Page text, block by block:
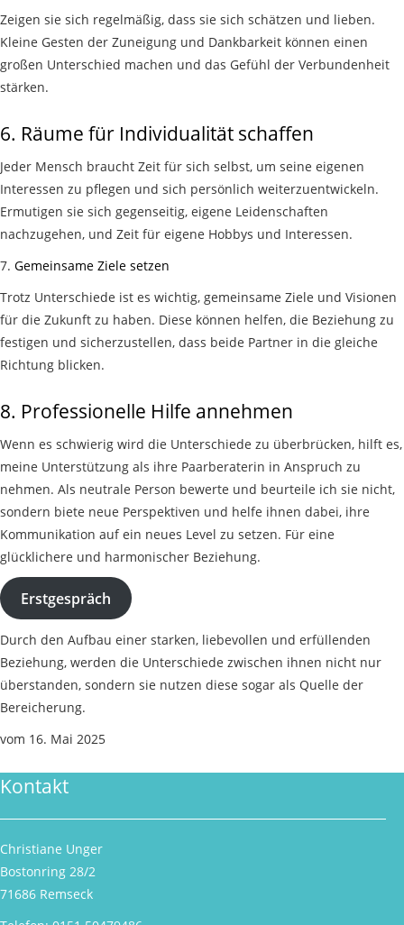
Zeigen sie sich regelmäßig, dass sie sich schätzen und lieben.
Kleine Gesten der Zuneigung und Dankbarkeit können einen
großen Unterschied machen und das Gefühl der Verbundenheit
stärken.
6. Räume für Individualität schaffen
Jeder Mensch braucht Zeit für sich selbst, um seine eigenen
Interessen zu pflegen und sich persönlich weiterzuentwickeln.
Ermutigen sie sich gegenseitig, eigene Leidenschaften
nachzugehen, und Zeit für eigene Hobbys und Interessen.
7. Gemeinsame Ziele setzen
Trotz Unterschiede ist es wichtig, gemeinsame Ziele und Visionen
für die Zukunft zu haben. Diese können helfen, die Beziehung zu
festigen und sicherzustellen, dass beide Partner in die gleiche
Richtung blicken.
8. Professionelle Hilfe annehmen
Wenn es schwierig wird die Unterschiede zu überbrücken, hilft es,
meine Unterstützung als ihre Paarberaterin in Anspruch zu
nehmen. Als neutrale Person bewerte und beurteile ich sie nicht,
sondern biete neue Perspektiven und helfe ihnen dabei, ihre
Kommunikation auf ein neues Level zu setzen. Für eine
glücklichere und harmonischer Beziehung.
Erstgespräch
Durch den Aufbau einer starken, liebevollen und erfüllenden
Beziehung, werden die Unterschiede zwischen ihnen nicht nur
überstanden, sondern sie nutzen diese sogar als Quelle der
Bereicherung.
vom 16. Mai 2025
Kontakt
Christiane Unger
Bostonring 28/2
71686 Remseck